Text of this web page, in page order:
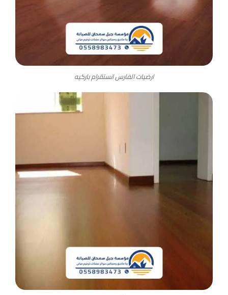
ارضيات الفارس انستقرام باركيه